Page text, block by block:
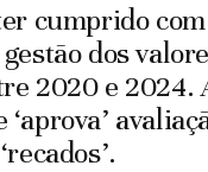
cumprido com
dos
2020 e 2024.